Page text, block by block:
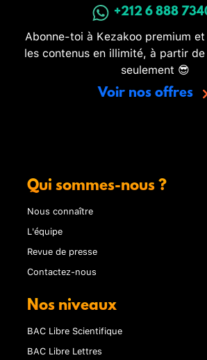
+212 6 888
Abonne-toi à Kezakoo premium
les contenus en illimité, à partir de
seulement 😎
Voir nos offres
Qui sommes-nous ?
Nous connaître
L'équipe
Revue de presse
Contactez-nous
Nos niveaux
BAC Libre Scientifique
BAC Libre Lettres